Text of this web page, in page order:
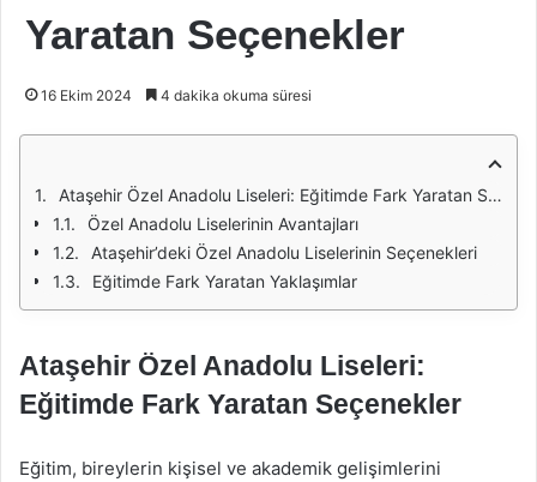
Yaratan Seçenekler
16 Ekim 2024 4 dakika okuma süresi
Ataşehir Özel Anadolu Liseleri: Eğitimde Fark Yaratan Seçenekler
Özel Anadolu Liselerinin Avantajları
Ataşehir’deki Özel Anadolu Liselerinin Seçenekleri
Eğitimde Fark Yaratan Yaklaşımlar
Ataşehir Özel Anadolu Liseleri:
Eğitimde Fark Yaratan Seçenekler
Eğitim, bireylerin kişisel ve akademik gelişimlerini